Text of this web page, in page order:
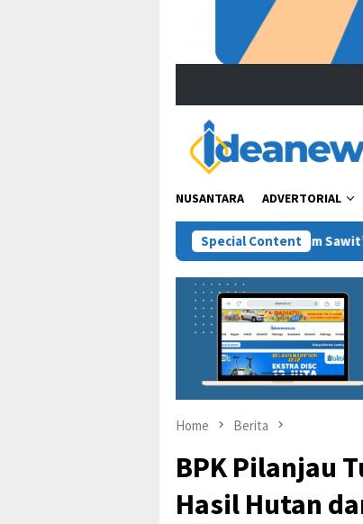
NUSANTARA ADVERTORIAL
Special Content
Zulhas soal “Tanam Sawit”, BM PAN Kaltim Minta
Home Berita
BPK Pilanjau
Hasil Hutan